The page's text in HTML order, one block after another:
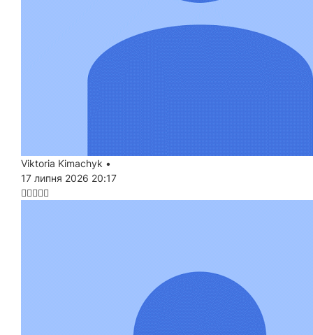
Viktoria Kimachyk •
17 липня 2026 20:17